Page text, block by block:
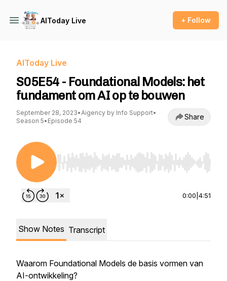
AIToday Live + Follow
AIToday Live
S05E54 - Foundational Models: het
fundament om AI op te bouwen
September 28, 2023•Aigency by Info Support•
Season 5• Episode 54 Share
Use Left/Right to seek, Home/End to jump to
0:00 4:51
Show Notes Transcript
Waarom Foundational Models de basis vormen van
AI-ontwikkeling?